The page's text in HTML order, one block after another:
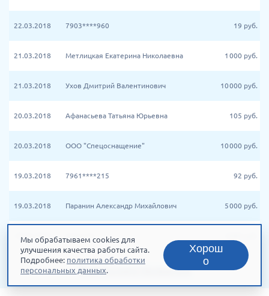
22.03.2018 7903****960 19 руб.
21.03.2018 Метлицкая Екатерина Николаевна 1 000 руб.
21.03.2018 Ухов Дмитрий Валентинович 10 000 руб.
20.03.2018 Афанасьева Татьяна Юрьевна 105 руб.
20.03.2018 ООО "Спецоснащение" 10 000 руб.
19.03.2018 7961****215 92 руб.
19.03.2018 Паранин Александр Михайлович 5 000 руб.
18.03.2018
Все пожертвования
Мы обрабатываем cookies для
улучшения качества работы сайта.
Подробнее: политика обработки
персональных данных.
Хорош
о